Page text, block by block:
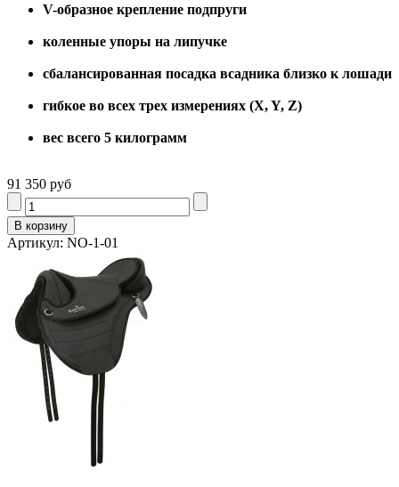
V-образное крепление подпруги
коленные упоры на липучке
сбалансированная посадка всадника близко к лошади
гибкое во всех трех измерениях (X, Y, Z)
вес всего 5 килограмм
91 350 руб
Артикул: NO-1-01